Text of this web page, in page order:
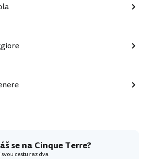
se na Cinque Terre?
cestu raz dva